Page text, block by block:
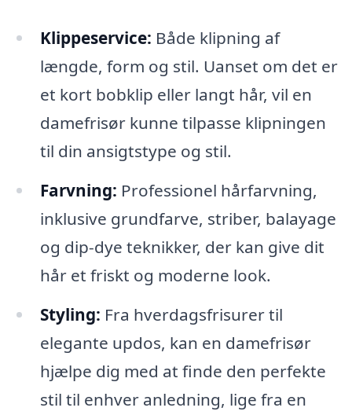
Klippeservice: Både klipning af
længde, form og stil. Uanset om det er
et kort bobklip eller langt hår, vil en
damefrisør kunne tilpasse klipningen
til din ansigtstype og stil.
Farvning: Professionel hårfarvning,
inklusive grundfarve, striber, balayage
og dip-dye teknikker, der kan give dit
hår et friskt og moderne look.
Styling: Fra hverdagsfrisurer til
elegante updos, kan en damefrisør
hjælpe dig med at finde den perfekte
stil til enhver anledning, lige fra en